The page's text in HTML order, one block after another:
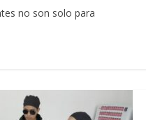
no son solo para